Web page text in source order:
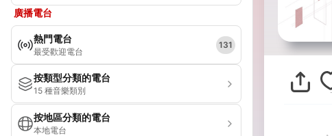
廣播電台
熱門電台
最受歡迎電台
131
按類型分類的電台
15 種音樂類別
按地區分類的電台
本地電台